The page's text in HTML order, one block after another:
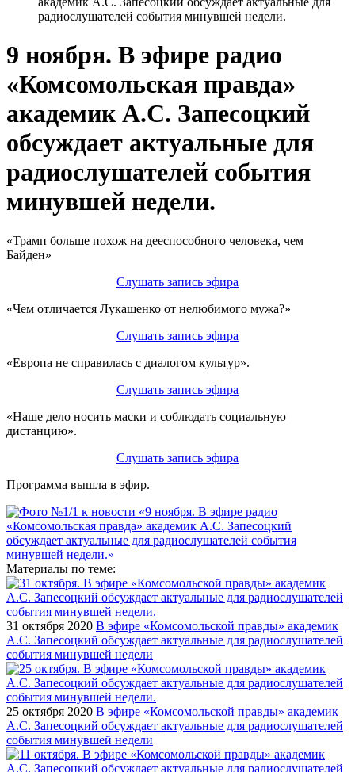
радиослушателей события минувшей недели.
9 ноября. В эфире радио
«Комсомольская правда»
академик А.С. Запесоцкий
обсуждает актуальные для
радиослушателей события
минувшей недели.
«Трамп больше похож на дееспособного человека, чем
Байден»
Слушать запись эфира
«Чем отличается Лукашенко от нелюбимого мужа?»
Слушать запись эфира
«Европа не справилась с диалогом культур».
Слушать запись эфира
«Наше дело носить маски и соблюдать социальную
дистанцию».
Слушать запись эфира
Программа вышла в эфир.
Материалы по теме:
31 октября 2020 В эфире «Комсомольской правды» академик
А.С. Запесоцкий обсуждает актуальные для радиослушателей
события минувшей недели
25 октября 2020 В эфире «Комсомольской правды» академик
А.С. Запесоцкий обсуждает актуальные для радиослушателей
события минувшей недели